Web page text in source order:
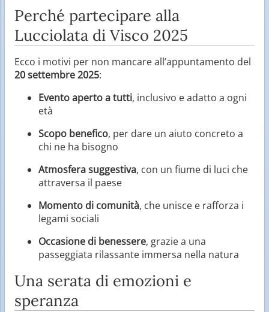
Perché partecipare alla
Lucciolata di Visco 2025
Ecco i motivi per non mancare all’appuntamento del
20 settembre 2025:
Evento aperto a tutti, inclusivo e adatto a ogni
età
Scopo benefico, per dare un aiuto concreto a
chi ne ha bisogno
Atmosfera suggestiva, con un fiume di luci che
attraversa il paese
Momento di comunità, che unisce e rafforza i
legami sociali
Occasione di benessere, grazie a una
passeggiata rilassante immersa nella natura
Una serata di emozioni e
speranza